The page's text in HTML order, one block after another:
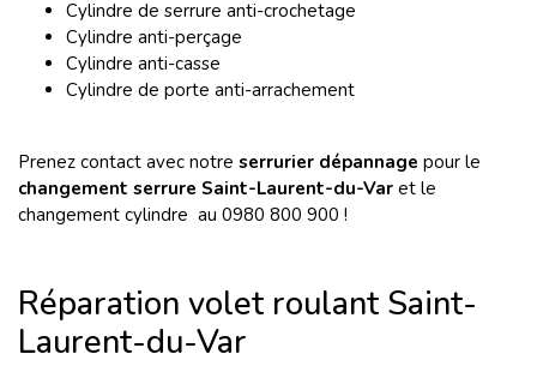
Cylindre de serrure anti-crochetage
Cylindre anti-perçage
Cylindre anti-casse
Cylindre de porte anti-arrachement
Prenez contact avec notre serrurier dépannage pour le
changement serrure Saint-Laurent-du-Var et le
changement cylindre au 0980 800 900 !
Réparation volet roulant Saint-
Laurent-du-Var